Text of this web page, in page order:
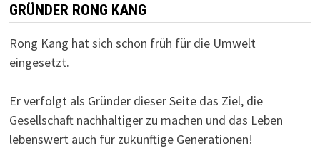
GRÜNDER RONG KANG
Rong Kang hat sich schon früh für die Umwelt
eingesetzt.
Er verfolgt als Gründer dieser Seite das Ziel, die
Gesellschaft nachhaltiger zu machen und das Leben
lebenswert auch für zukünftige Generationen!